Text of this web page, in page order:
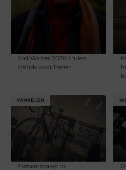
Fall/Winter 2026: truien
trends voor heren
WINKELEN
Fietsenmaker in